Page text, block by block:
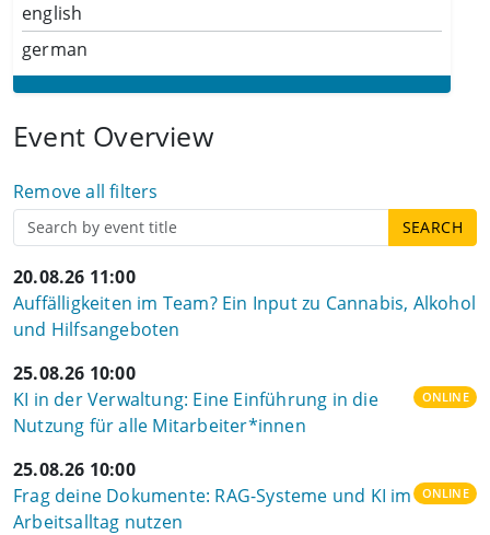
english
german
Event Overview
Remove all filters
20.08.26 11:00
Auffälligkeiten im Team? Ein Input zu Cannabis, Alkohol
und Hilfsangeboten
25.08.26 10:00
KI in der Verwaltung: Eine Einführung in die
Nutzung für alle Mitarbeiter*innen
ONLINE
25.08.26 10:00
Frag deine Dokumente: RAG-Systeme und KI im
Arbeitsalltag nutzen
ONLINE